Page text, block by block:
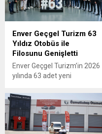
Benz Actros L 1848 LS
teslimatı gerçekleştirdi.
Enver Geçgel Turizm 63
Yıldız Otobüs ile
Filosunu Genişletti
Enver Geçgel Turizm’in 2026
yılında 63 adet yeni
yatırımı ile, şirketin
filosundaki Mercedes-Benz
araçların oranı yüzde 83’e
ulaştı.